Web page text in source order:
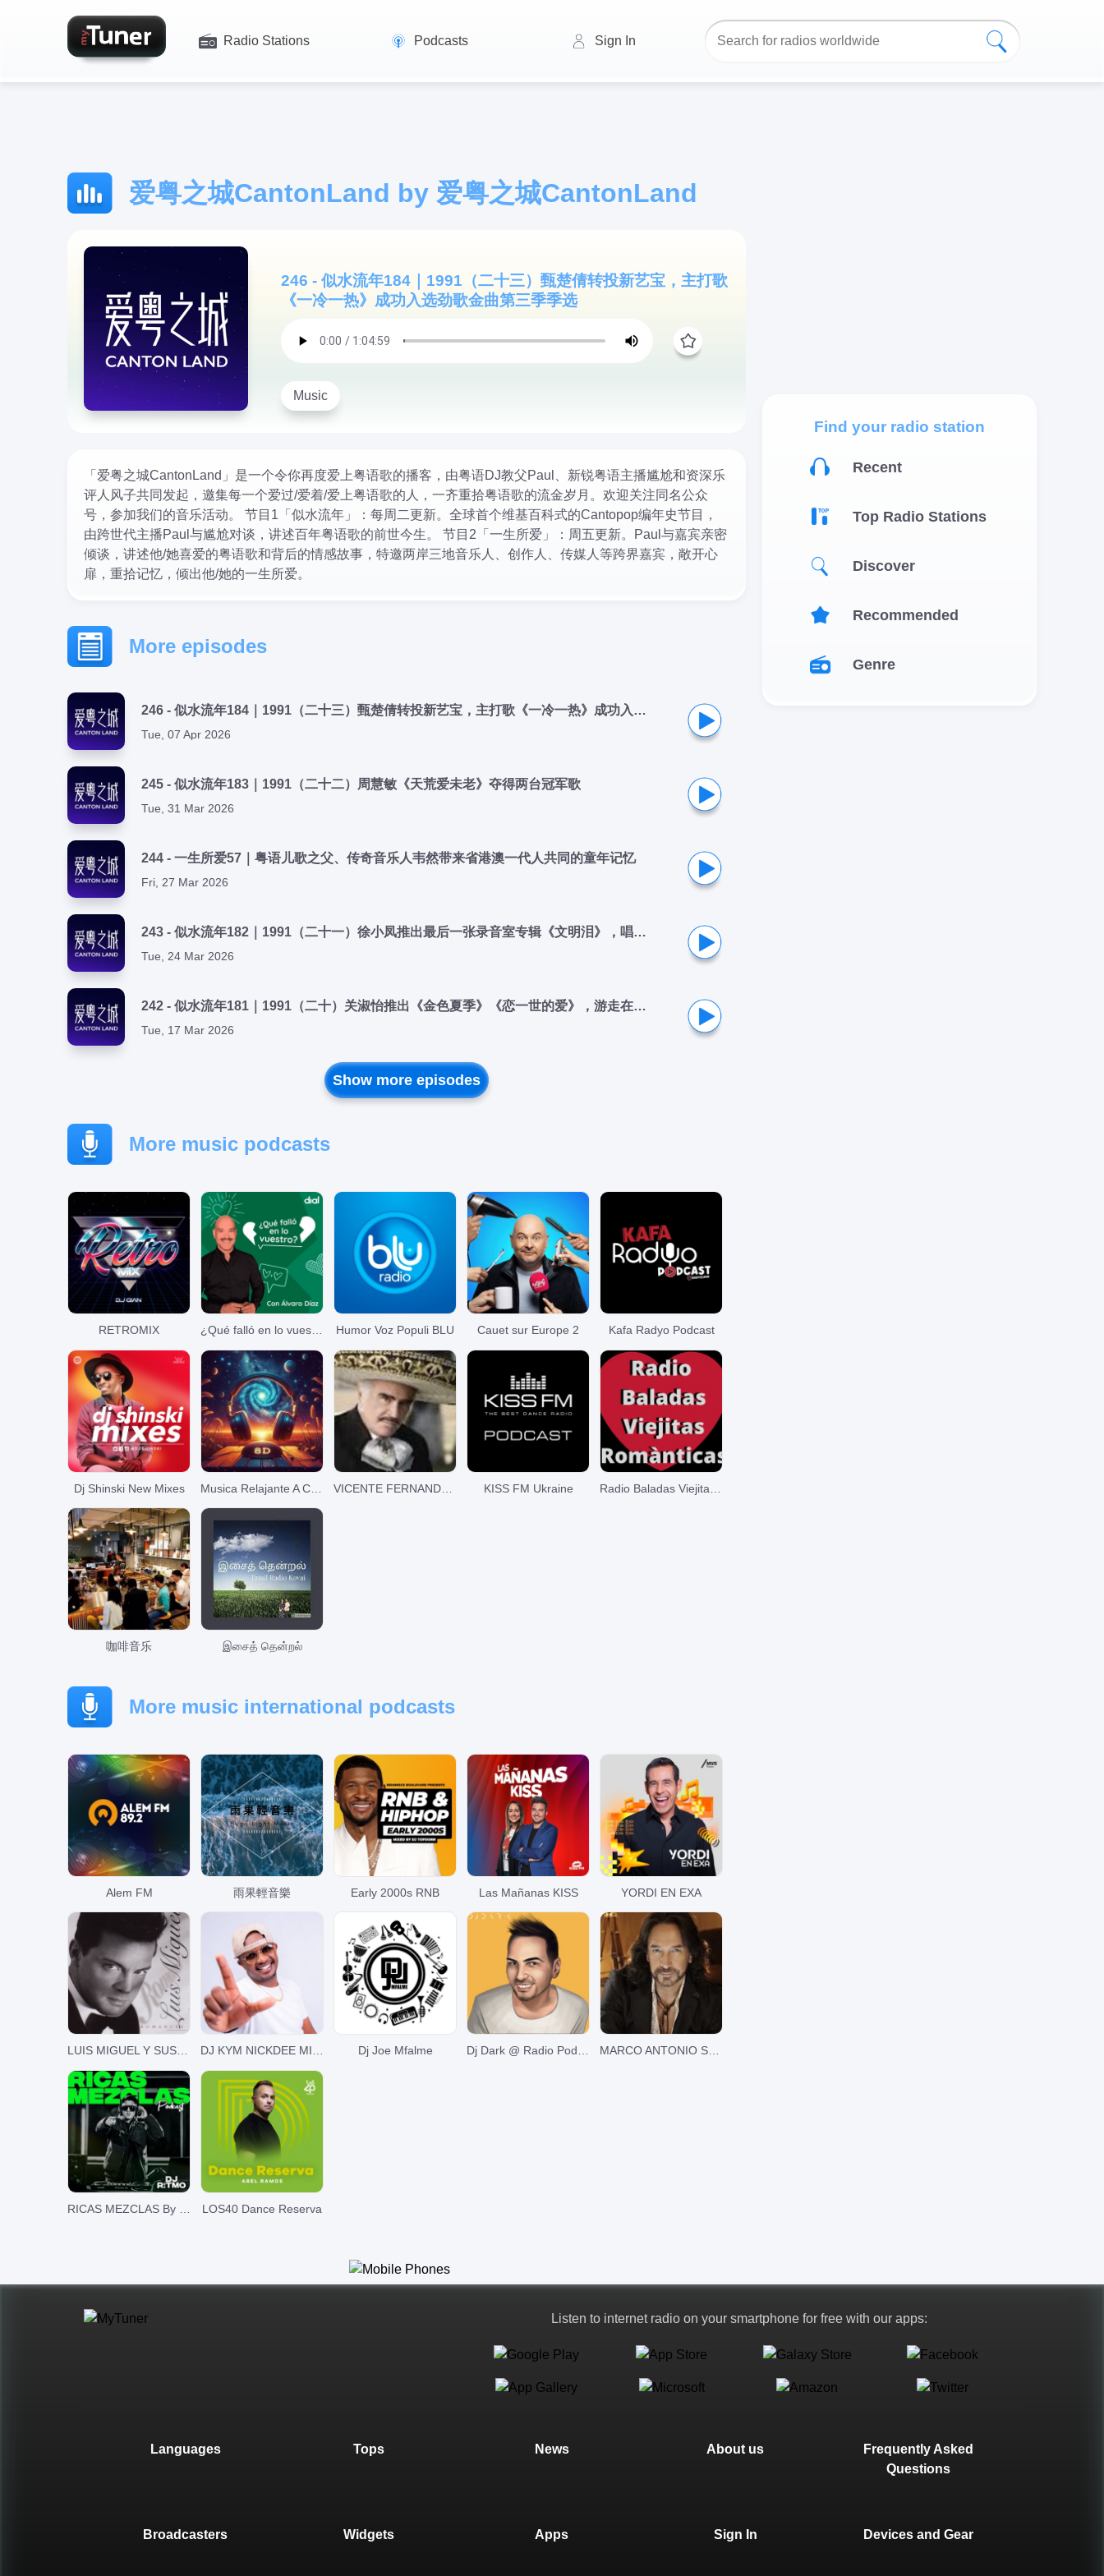
Radio Stations Podcasts Sign In
爱粤之城CantonLand by 爱粤之城CantonLand
246 - 似水流年184｜1991（二十三）甄楚倩转投新艺宝，主打歌
《一冷一热》成功入选劲歌金曲第三季季选
Music
「爱粤之城CantonLand」是一个令你再度爱上粤语歌的播客，由粤语DJ教父Paul、新锐粤语主播尴尬和资深乐
评人风子共同发起，邀集每一个爱过/爱着/爱上粤语歌的人，一齐重拾粤语歌的流金岁月。欢迎关注同名公众
号，参加我们的音乐活动。 节目1「似水流年」：每周二更新。全球首个维基百科式的Cantopop编年史节目，
由跨世代主播Paul与尴尬对谈，讲述百年粤语歌的前世今生。 节目2「一生所爱」：周五更新。Paul与嘉宾亲密
倾谈，讲述他/她喜爱的粤语歌和背后的情感故事，特邀两岸三地音乐人、创作人、传媒人等跨界嘉宾，敞开心
扉，重拾记忆，倾出他/她的一生所爱。
More episodes
246 - 似水流年184｜1991（二十三）甄楚倩转投新艺宝，主打歌《一冷一热》成功入选劲歌金曲第三季季选
Tue, 07 Apr 2026
245 - 似水流年183｜1991（二十二）周慧敏《天荒爱未老》夺得两台冠军歌
Tue, 31 Mar 2026
244 - 一生所爱57｜粤语儿歌之父、传奇音乐人韦然带来省港澳一代人共同的童年记忆
Fri, 27 Mar 2026
243 - 似水流年182｜1991（二十一）徐小凤推出最后一张录音室专辑《文明泪》，唱的是文明陷入战火
Tue, 24 Mar 2026
242 - 似水流年181｜1991（二十）关淑怡推出《金色夏季》《恋一世的爱》，游走在另类与流行之间
Tue, 17 Mar 2026
Show more episodes
More music podcasts
RETROMIX Humor Voz Populi BLU Cauet sur Europe 2 Kafa Radyo Podcast
Dj Shinski New Mixes KISS FM Ukraine
咖啡音乐 இசைத் தென்றல்
More music international podcasts
Alem FM 雨果輕音樂 Early 2000s RNB Las Mañanas KISS YORDI EN EXA
Dj Joe Mfalme
LOS40 Dance Reserva
Find your radio station
Recent
Top Radio Stations
Discover
Recommended
Genre
Listen to internet radio on your smartphone for free with our apps:
Languages Tops News About us
Frequently Asked
Questions
Broadcasters Widgets Apps Sign In Devices and Gear